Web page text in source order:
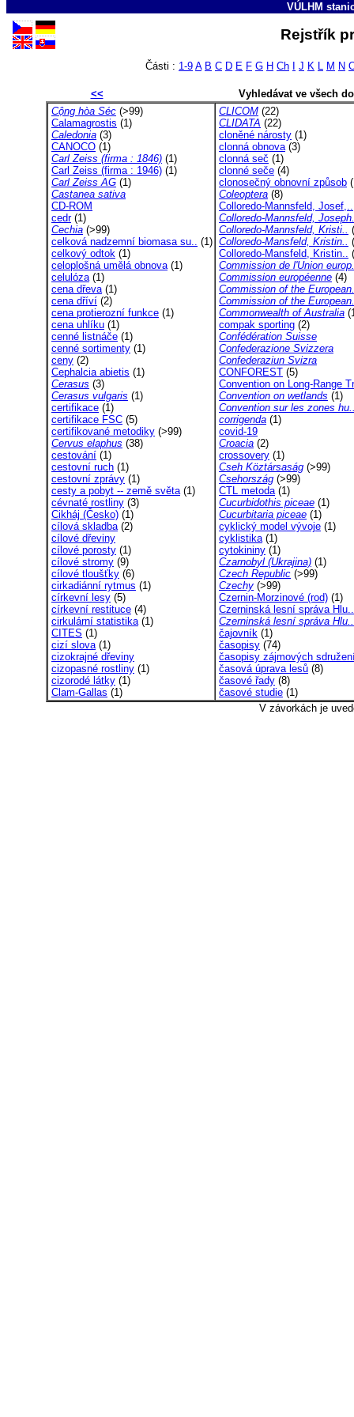
VÚLHM
Rejstřík
Části : 1-9 A B C D E F G H Ch J K L M N
<<
Vyhledávat ve všech
Cộng hòa Séc (>99)
Calamagrostis (1)
Caledonia (3)
CANOCO (1)
Carl Zeiss (firma : 1846) (1)
Carl Zeiss (firma : 1946) (1)
Carl Zeiss AG (1)
Castanea sativa
CD-ROM
cedr(1)
Cechia (>99)
celková nadzemní biomasa su.. (1)
celkový odtok (1)
celoplošná umělá obnova(1)
celulóza(1)
cena dřeva(1)
cena dříví (2)
cena protierozní funkce (1)
cena uhlíku (1)
cenné listnáče (1)
cenné sortimenty (1)
ceny (2)
Cephalcia abietis (1)
Cerasus (3)
Cerasus vulgaris (1)
certifikace (1)
certifikace FSC (5)
certifikované metodiky (>99)
Cervus elaphus (38)
cestování (1)
cestovní ruch (1)
cestovní zprávy (1)
cesty a pobyt -- země světa(1)
cévnaté rostliny (3)
Cikháj (Česko) (1)
cílová skladba(2)
cílové dřeviny
cílové porosty (1)
cílové stromy (9)
cílové tloušťky (6)
cirkadiánní rytmus (1)
církevní lesy (5)
církevní restituce (4)
cirkulární statistika(1)
CITES (1)
cizí slova(1)
cizokrajné dřeviny
cizopasné rostliny (1)
cizorodé látky (1)
Clam-Gallas (1)
CLICOM (22)
CLIDATA (22)
cloněné nárosty (1)
clonná obnova(3)
clonná seč (1)
clonné seče (4)
clonosečný obnovní způsob
Coleoptera (8)
Colloredo-Mannsfeld, Josef,..
Colloredo-Mannsfeld,
Colloredo-Mannsfeld, Kristi..
Colloredo-Mansfeld, Kristin..
Colloredo-Mansfeld, Kristin..
Commission de l'Union
Commission européenne (4)
Commission of the
Commission of the
Commonwealth of Australia
compak sporting (2)
Confédération Suisse
Confederazione Svizzera
Confederaziun Svizra
CONFOREST (5)
Convention on Long-Range
Convention on wetlands (1)
Convention sur les zones
corrigenda (1)
covid-19
Croacia (2)
crossovery (1)
Cseh Köztársaság (>99)
Csehország (>99)
CTL metoda(1)
Cucurbidothis piceae (1)
Cucurbitaria piceae (1)
cyklický model vývoje (1)
cyklistika(1)
cytokininy (1)
Czarnobyl (Ukrajina) (1)
Czech Republic (>99)
Czechy (>99)
Czernin-Morzinové (rod) (1)
Czerninská lesní správa Hlu..
Czerninská lesní správa Hlu..
čajovník (1)
časopisy (74)
časopisy zájmových
časová úprava lesů (8)
časové řady (8)
časové studie (1)
V závorkách je